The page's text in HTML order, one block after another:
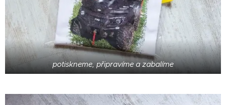
potiskneme, připravíme a zabalíme